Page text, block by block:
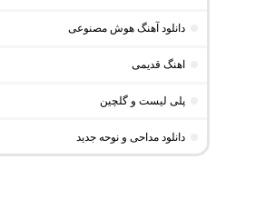
دانلود آهنگ هوش مصنوعی
اهنگ قدیمی
پلی لیست و گلچین
دانلود مداحی و نوحه جدید